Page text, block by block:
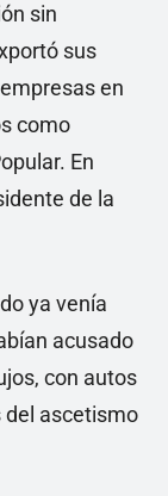
sin
sus
en
como
En
de la
ya venía
acusado
con autos
del ascetismo